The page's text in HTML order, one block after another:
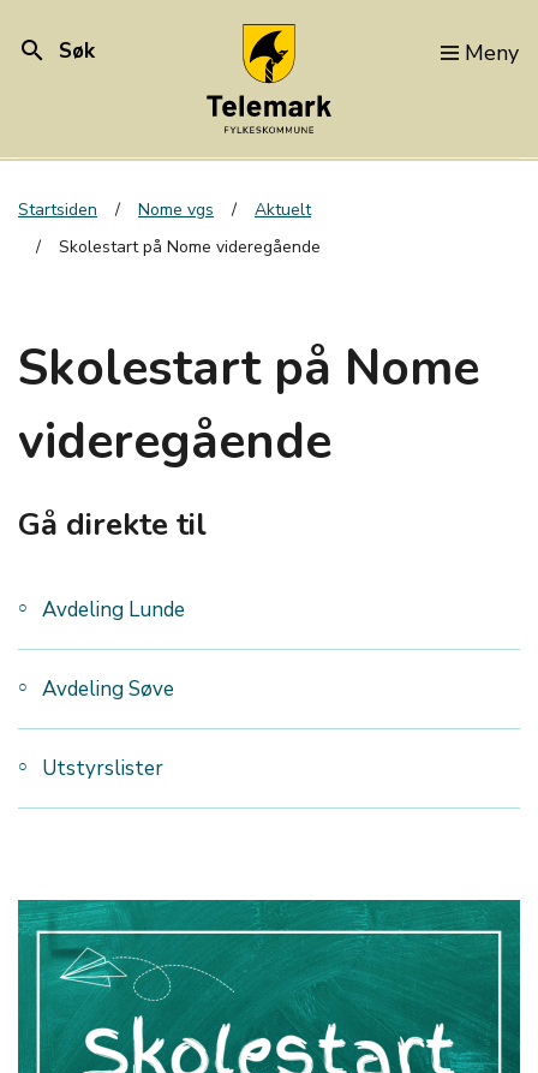
search Søk Meny
Startsiden Nome vgs
Aktuelt
Skolestart på Nome videregående
Skolestart på Nome
videregående
Gå direkte til
Avdeling Lunde
Avdeling Søve
Utstyrslister